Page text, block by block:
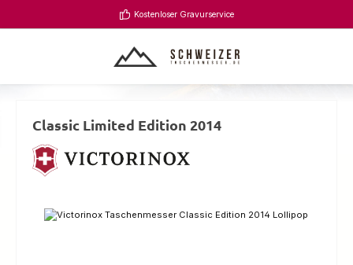
Kostenloser Gravurservice
Classic Limited Edition 2014
Bildergalerie überspringen